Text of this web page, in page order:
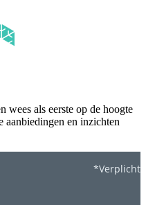
wees als eerste op de hoogte
aanbiedingen en inzichten
*Verplicht